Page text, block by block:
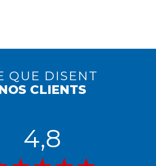
QUE DISENT
CLIENTS
4,8